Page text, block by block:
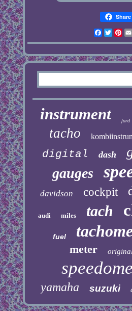
Share
Facebook
Twitter
instrument ford
tacho
digital dash
gauges
davidson cockpit
audi miles tach
fuel
meter
yamaha suzuki